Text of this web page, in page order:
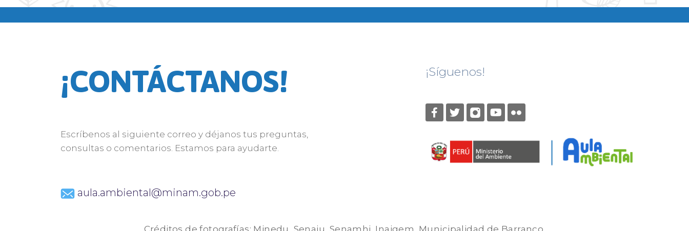
¡CONTÁCTANOS!
Escríbenos al siguiente correo y déjanos tus preguntas,
consultas o comentarios. Estamos para ayudarte.
aula.ambiental@minam.gob.pe
¡Síguenos!